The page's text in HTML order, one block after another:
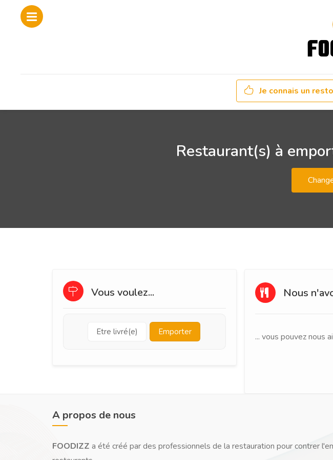
Je connais un
Restaurant(s) à
Vous voulez...
Etre livré(e) Emporter
Nous
... vous pouvez nous
A propos de nous
FOODIZZ a été créé par des professionnels de la restauration pour contrer